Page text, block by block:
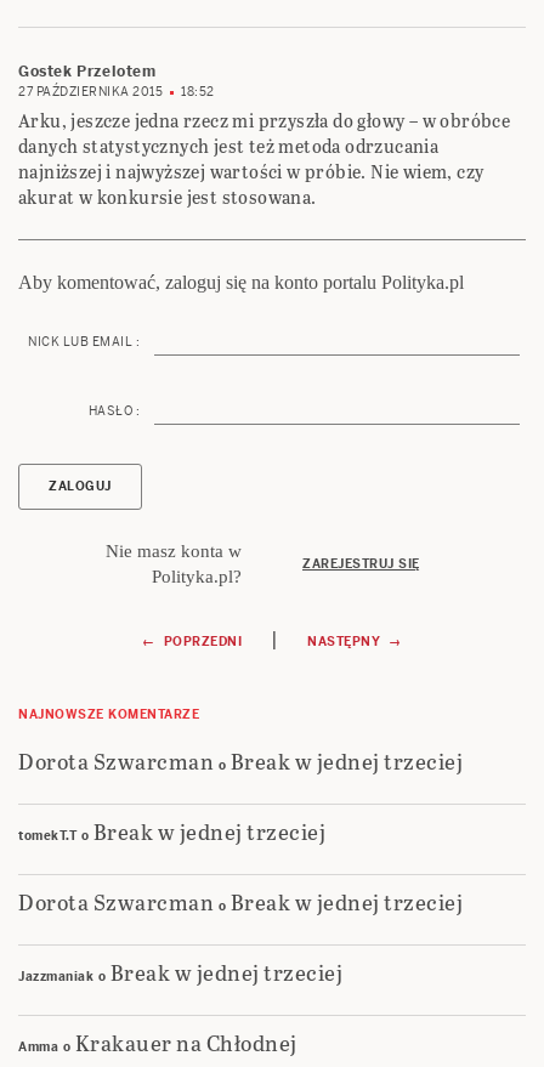
Gostek Przelotem
27 PAŹDZIERNIKA 2015 18:52
Arku, jeszcze jedna rzecz mi przyszła do głowy – w obróbce
danych statystycznych jest też metoda odrzucania
najniższej i najwyższej wartości w próbie. Nie wiem, czy
akurat w konkursie jest stosowana.
Aby komentować, zaloguj się na konto portalu Polityka.pl
NICK LUB EMAIL :
HASŁO :
Nie masz konta w
Polityka.pl?
ZAREJESTRUJ SIĘ
Nawigacja
wpisu
← POPRZEDNI | NASTĘPNY →
NAJNOWSZE KOMENTARZE
Dorota Szwarcman o Break w jednej trzeciej
tomekT.To Break w jednej trzeciej
Dorota Szwarcman o Break w jednej trzeciej
Jazzmaniak o Break w jednej trzeciej
Amma o Krakauer na Chłodnej